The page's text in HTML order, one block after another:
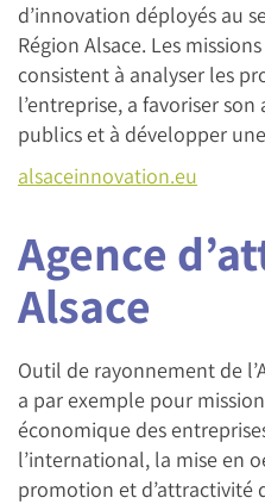
d’innovation déployés au
Région Alsace. Les
consistent à analyser les
l’entreprise, a favoriser
publics et à développer
alsaceinnovation.eu
Agence
Alsace
Outil de rayonnement de
a par exemple pour
économique des
l’international, la mise en
promotion et d’attractivité